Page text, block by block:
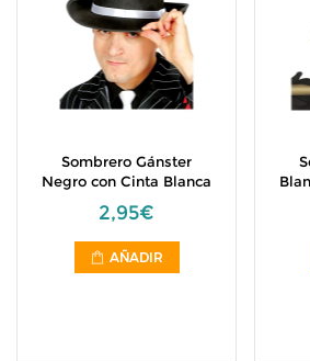
Sombrero Gánster
Negro con Cinta Blanca
2,95€
AÑADIR